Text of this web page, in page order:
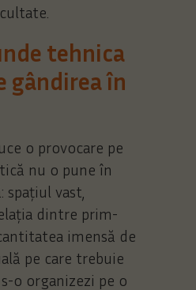
tehnica
gândirea în
o provocare pe
nu o pune în
spațiul vast,
dintre prim-
imensă de
pe care trebuie
o organizezi pe o